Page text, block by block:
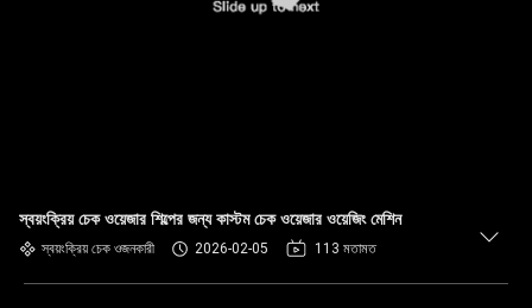
স্বয়ংক্রিয় চেক ওয়েজার শিল্পের জন্য কাস্টম চেক ওয়েজার ওয়েজিং মেশিন
স্বয়ংক্রিয় চেক ওজনকারী 2026-02-05 113 মতামত